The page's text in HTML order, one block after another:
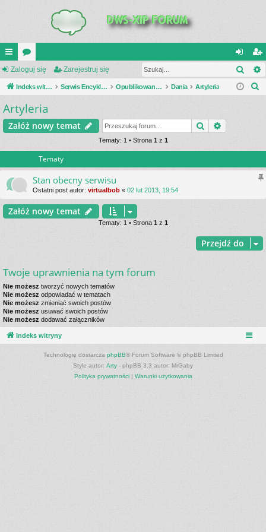
UI
C
K
_L
or
a
al
og
ar
ej
ę
Zaloguj się Zarejestruj się
Indeks witryny Serwis Encyklopedia Uzbrojenia Opublikowane zestawienia Dania Artyleria
j
Artyleria
Załóż nowy temat Szukaj
Tematy: 1 • Strona 1 z 1
Tematy
Stan obecny serwisu
Ostatni post autor: virtualbob « 02 lut 2013, 19:54
Załóż nowy temat
Tematy: 1 • Strona 1 z 1
Przejdź do
Twoje uprawnienia na tym forum
Nie możesz tworzyć nowych tematów
Nie możesz odpowiadać w tematach
Nie możesz zmieniać swoich postów
Nie możesz usuwać swoich postów
Nie możesz dodawać załączników
Indeks witryny
Technologię dostarcza phpBB® Forum Software © phpBB Limited
Style autor: Arty - phpBB 3.3 autor: MrGaby
Polityka prywatności| Warunki użytkowania